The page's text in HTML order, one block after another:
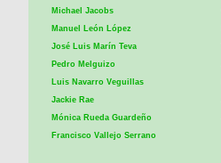
Michael Jacobs
Manuel León López
José Luis Marín Teva
Pedro Melguizo
Luis Navarro Veguillas
Jackie Rae
Mónica Rueda Guardeño
Francisco Vallejo Serrano